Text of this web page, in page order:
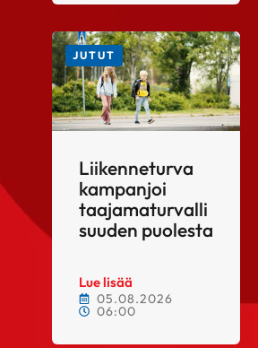
JUTUT
Liikenneturva
kampanjoi
taajamaturvalli
suuden puolesta
Lue lisää
05.08.2026
06:00